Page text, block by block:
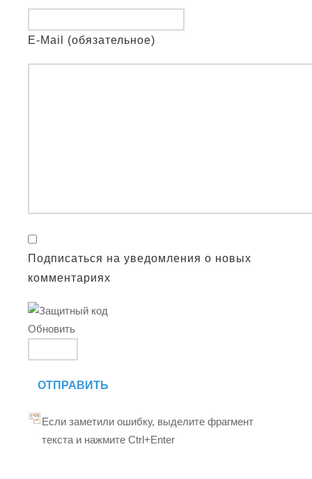
E-Mail (обязательное)
Подписаться на уведомления о новых
комментариях
Обновить
ОТПРАВИТЬ
Если заметили ошибку, выделите фрагмент
текста и нажмите Ctrl+Enter